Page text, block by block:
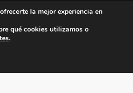
de privacidad
la mejor experiencia en
qué cookies utilizamos o
.